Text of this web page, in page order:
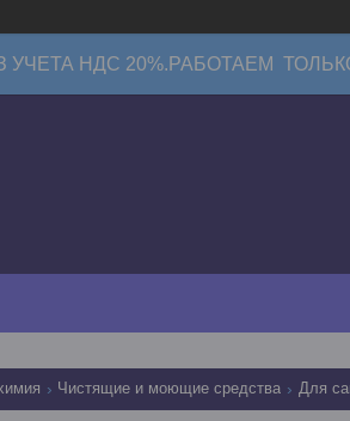
УЧЕТА НДС 20%.РАБОТАЕМ
Чистящие и моющие средства Для